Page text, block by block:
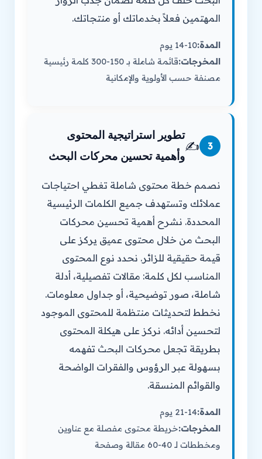
المهتمين فعلاً بخدماتك أو منتجاتك.
المدة:10-14 يوم
المخرجات:
قائمة شاملة بـ 150-300 كلمة رئيسية
مصنفة حسب الأولوية والإمكانية
3
✍️
تطوير استراتيجية المحتوى
وأهمية تحسين محركات البحث
نصمم خطة محتوى شاملة تغطي احتياجات
عملائك وتستهدف جميع الكلمات الرئيسية
المحددة. نشرح أهمية تحسين محركات
البحث من خلال محتوى عميق يركز على
قيمة حقيقية للزائر. نحدد نوع المحتوى
المناسب لكل كلمة: مقالات تفصيلية، أدلة
شاملة، صور توضيحية، أو جداول معلومات.
نخطط لتحديثات منتظمة للمحتوى الموجود
لتحسين أدائه. نركز على هيكلة المحتوى
بطريقة تجعل محركات البحث تفهمه
بسهولة عبر الرؤوس والفقرات الواضحة
والقوائم المنسقة.
المدة:14-21 يوم
المخرجات:خريطة محتوى مفصلة مع عناوين
ومخططات لـ 40-60 مقالة وصفحة